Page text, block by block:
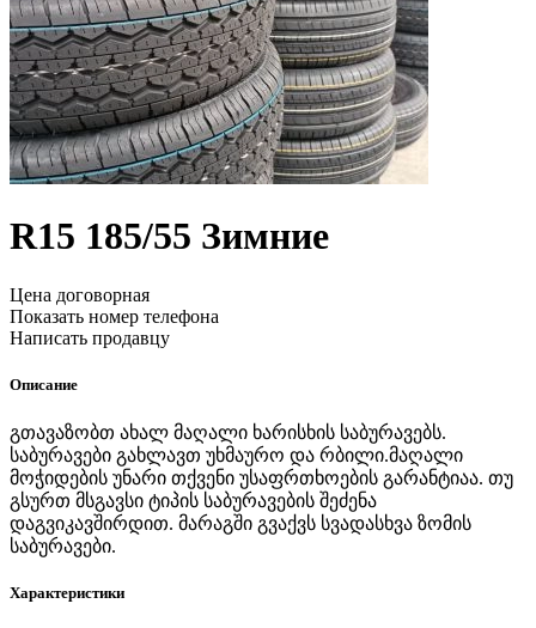
R15 185/55 Зимние
Цена договорная
Показать номер телефона
Написать продавцу
Описание
გთავაზობთ ახალ მაღალი ხარისხის საბურავებს.
საბურავები გახლავთ უხმაურო და რბილი.მაღალი
მოჭიდების უნარი თქვენი უსაფრთხოების გარანტიაა. თუ
გსურთ მსგავსი ტიპის საბურავების შეძენა
დაგვიკავშირდით. მარაგში გვაქვს სვადასხვა ზომის
საბურავები.
Характеристики